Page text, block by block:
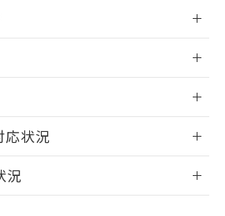
以上
による影響
ます。
ログイン/会員登録
応状況
・凡例
況
、対応完了までの期間は出
応品が混在することから備考
載しておりました。
対応品への在庫切替を完了